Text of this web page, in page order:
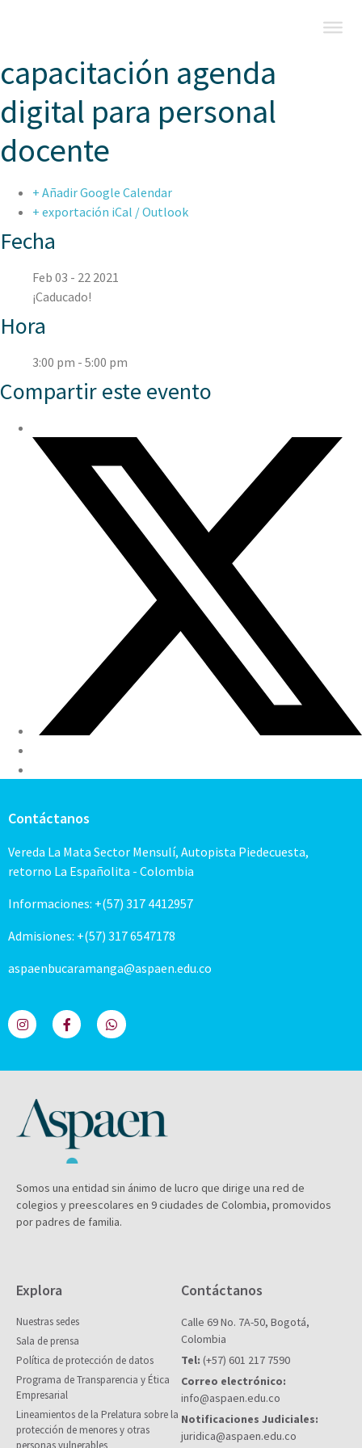
capacitación agenda
digital para personal
docente
+ Añadir Google Calendar
+ exportación iCal / Outlook
Fecha
Feb 03 - 22 2021
¡Caducado!
Hora
3:00 pm - 5:00 pm
Compartir este evento
Contáctanos
Vereda La Mata Sector Mensulí, Autopista Piedecuesta,
retorno La Españolita - Colombia
Informaciones: +(57) 317 4412957
Admisiones: +(57) 317 6547178
aspaenbucaramanga@aspaen.edu.co
Somos una entidad sin ánimo de lucro que dirige una red de
colegios y preescolares en 9 ciudades de Colombia, promovidos
por padres de familia.
Explora
Nuestras sedes
Sala de prensa
Política de protección de datos
Programa de Transparencia y Ética
Empresarial
Lineamientos de la Prelatura sobre la
protección de menores y otras
personas vulnerables
Contáctanos
Calle 69 No. 7A-50, Bogotá,
Colombia
Tel: (+57) 601 217 7590
Correo electrónico:
info@aspaen.edu.co
Notificaciones Judiciales:
juridica@aspaen.edu.co